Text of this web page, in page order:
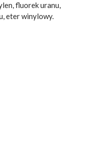
fluorek uranu,
eter winylowy.